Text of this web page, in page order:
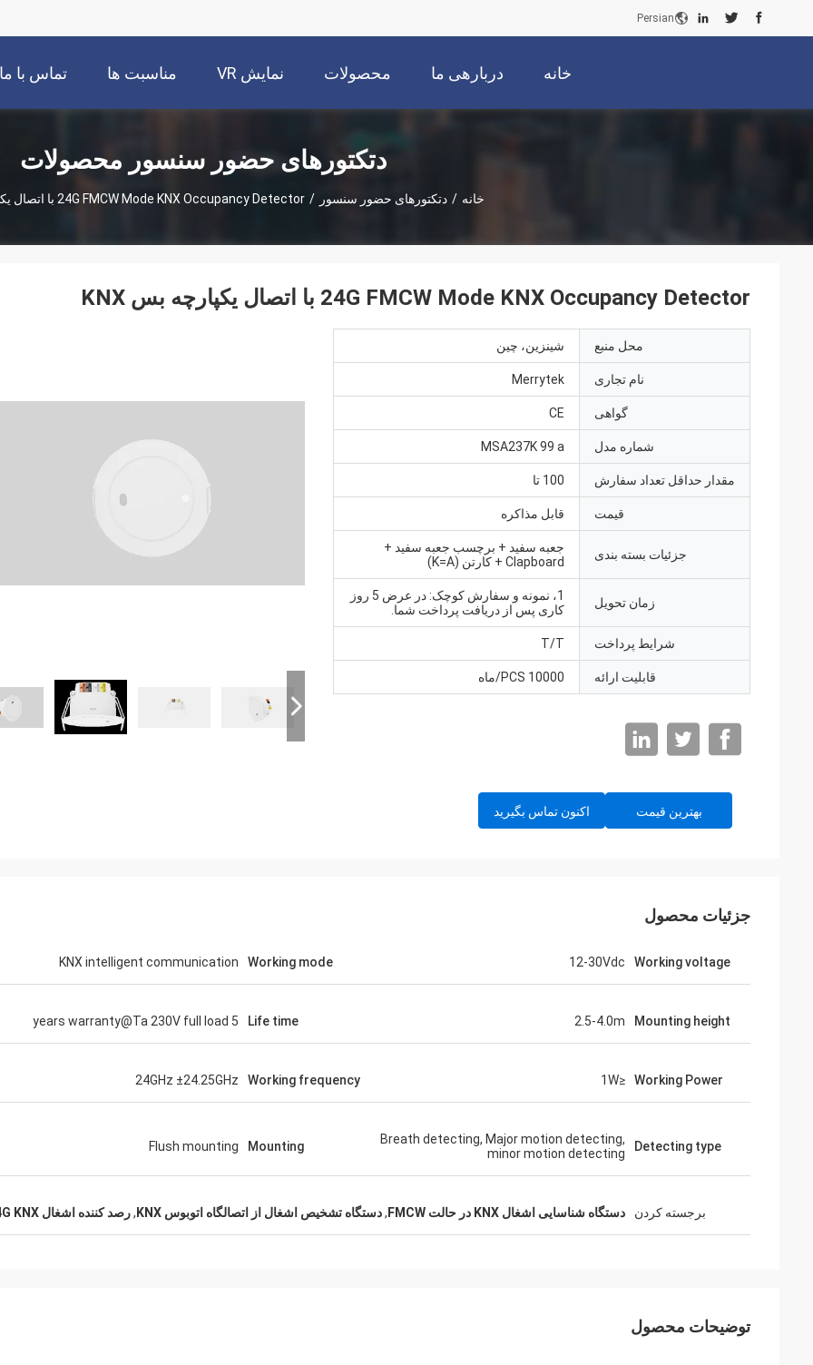
Persian
خانه دربارهی ما محصولات نمایش VR مناسبت ها تماس با ما
دتکتورهای حضور سنسور محصولات
خانه / دتکتورهای حضور سنسور / 24G FMCW Mode KNX Occupancy Detector با اتصال یکپارچه بس KNX
24G FMCW Mode KNX Occupancy Detector با اتصال یکپارچه بس KNX
محل منبع شينزين، چين
نام تجاری Merrytek
گواهی CE
شماره مدل MSA237K 99 a
مقدار حداقل تعداد سفارش 100 تا
قیمت قابل مذاکره
جزئیات بسته بندی
جعبه سفید + برچسب جعبه سفید +
Clapboard + کارتن (K=A)
زمان تحویل
1، نمونه و سفارش کوچک: در عرض 5 روز
کاری پس از دریافت پرداخت شما.
شرایط پرداخت T/T
قابلیت ارائه 10000 PCS/ماه
بهترین قیمت اکنون تماس بگیرید
جزئیات محصول
Working voltage
12-30Vdc
Working mode
KNX intelligent communication
Mounting height
2.5-4.0m
Life time
5 years warranty@Ta 230V full load
Working Power
≤1W
Working frequency
24GHz ±24.25GHz
Detecting type
Breath detecting, Major motion detecting,
minor motion detecting
Mounting
Flush mounting
برجسته کردن دستگاه شناسایی اشغال KNX در حالت FMCW ,دستگاه تشخیص اشغال از اتصالگاه اتوبوس KNX ,رصد کننده اشغال 24G KNX
توضیحات محصول